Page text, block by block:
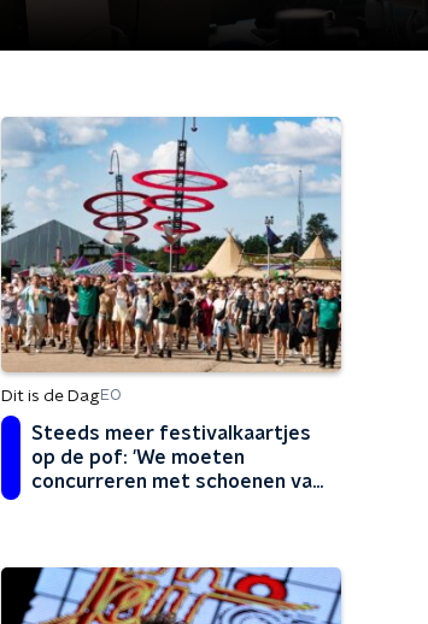
Dit is de DagEO
Steeds meer festivalkaartjes
op de pof: 'We moeten
concurreren met schoenen van